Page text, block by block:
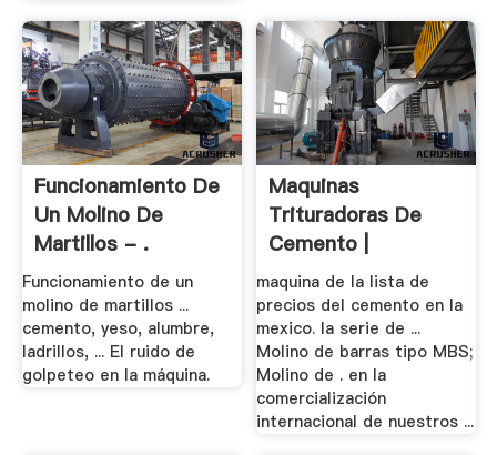
Funcionamiento De
Un Molino De
Martillos - .
Funcionamiento de un
molino de martillos ...
cemento, yeso, alumbre,
ladrillos, ... El ruido de
golpeteo en la máquina.
Maquinas
Trituradoras De
Cemento |
Trituradora .
maquina de la lista de
precios del cemento en la
mexico. la serie de ...
Molino de barras tipo MBS;
Molino de . en la
comercialización
internacional de nuestros ...